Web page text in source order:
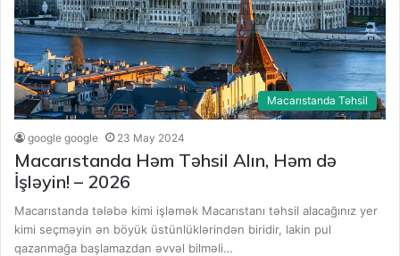
Macarıstanda Təhsil
google google 23 May 2024
Macarıstanda Həm Təhsil Alın, Həm də
İşləyin! – 2026
Macarıstanda tələbə kimi işləmək Macarıstanı təhsil alacağınız yer
kimi seçməyin ən böyük üstünlüklərindən biridir, lakin pul
qazanmağa başlamazdan əvvəl bilməli…